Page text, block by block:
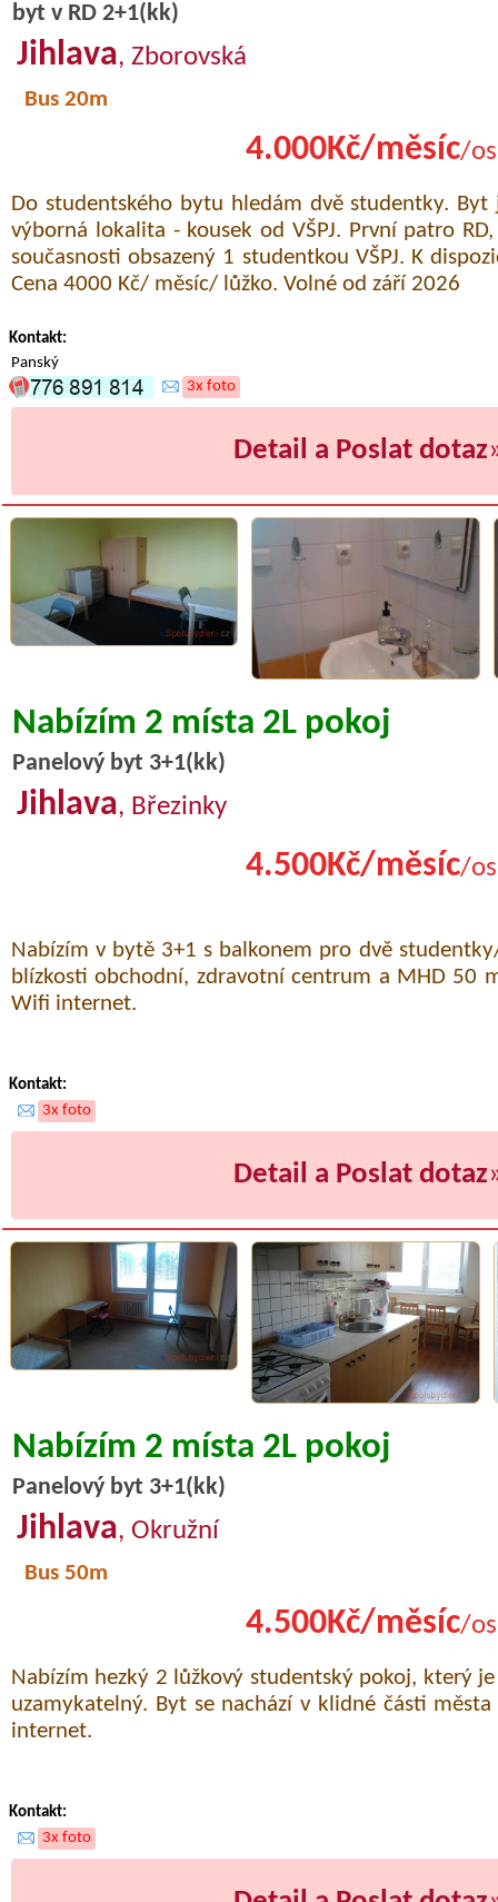
byt v RD 2+1(kk)
Jihlava, Zborovská
Bus 20m
4.000Kč/měsíc/
Do studentského bytu hledám dvě studentky. Byt
výborná lokalita - kousek od VŠPJ. První patro
současnosti obsazený 1 studentkou VŠPJ. K
Cena 4000 Kč/ měsíc/ lůžko. Volné od září 2026
Kontakt:
Panský
3x foto
Detail a Poslat dotaz
Nabízím 2 místa 2L pokoj
Panelový byt 3+1(kk)
Jihlava, Březinky
4.500Kč/měsíc/
Nabízím v bytě 3+1 s balkonem pro dvě
blízkosti obchodní, zdravotní centrum a MHD 50
Wifi internet.
Kontakt:
3x foto
Detail a Poslat dotaz
Nabízím 2 místa 2L pokoj
Panelový byt 3+1(kk)
Jihlava, Okružní
Bus 50m
4.500Kč/měsíc/
Nabízím hezký 2 lůžkový studentský pokoj, který
uzamykatelný. Byt se nachází v klidné části
internet.
Kontakt:
3x foto